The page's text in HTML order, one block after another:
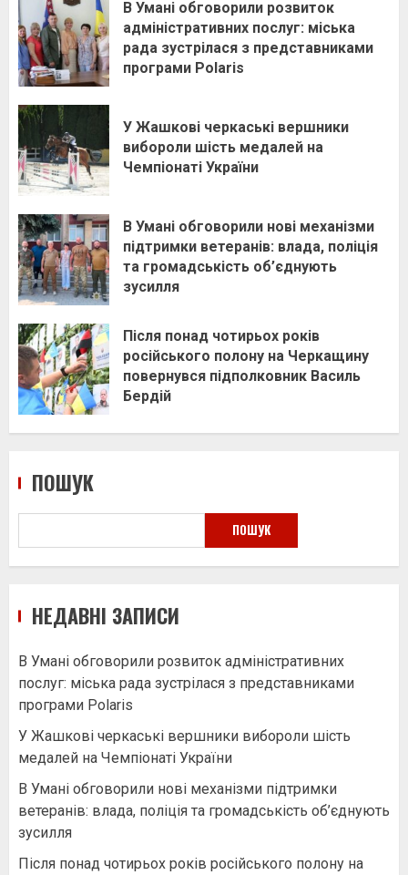
В Умані обговорили розвиток
адміністративних послуг: міська
рада зустрілася з представниками
програми Polaris
У Жашкові черкаські вершники
вибороли шість медалей на
Чемпіонаті України
В Умані обговорили нові механізми
підтримки ветеранів: влада, поліція
та громадськість об’єднують
зусилля
Після понад чотирьох років
російського полону на Черкащину
повернувся підполковник Василь
Бердій
ПОШУК
ПОШУК
НЕДАВНІ ЗАПИСИ
В Умані обговорили розвиток адміністративних
послуг: міська рада зустрілася з представниками
програми Polaris
У Жашкові черкаські вершники вибороли шість
медалей на Чемпіонаті України
В Умані обговорили нові механізми підтримки
ветеранів: влада, поліція та громадськість об’єднують
зусилля
Після понад чотирьох років російського полону на